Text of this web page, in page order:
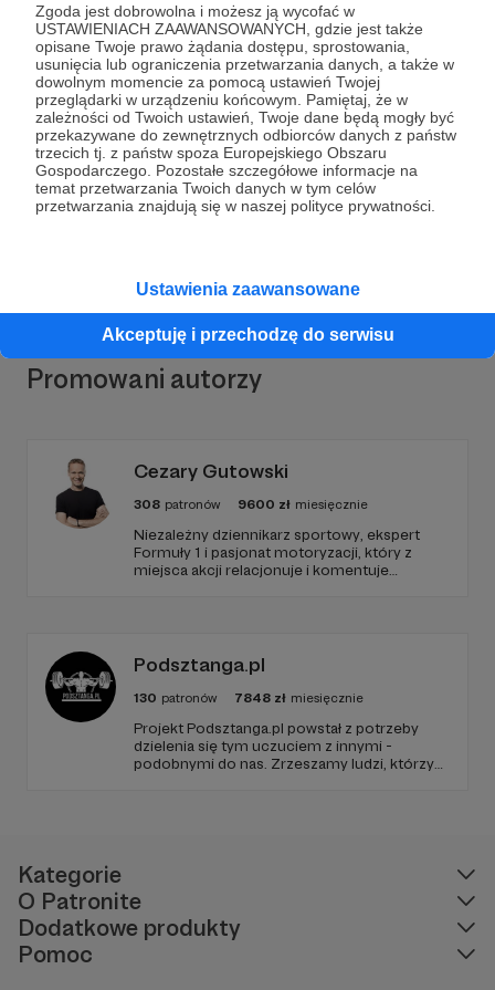
Zgoda jest dobrowolna i możesz ją wycofać w
USTAWIENIACH ZAAWANSOWANYCH, gdzie jest także
opisane Twoje prawo żądania dostępu, sprostowania,
usunięcia lub ograniczenia przetwarzania danych, a także w
dowolnym momencie za pomocą ustawień Twojej
przeglądarki w urządzeniu końcowym. Pamiętaj, że w
zależności od Twoich ustawień, Twoje dane będą mogły być
przekazywane do zewnętrznych odbiorców danych z państw
trzecich tj. z państw spoza Europejskiego Obszaru
Gospodarczego. Pozostałe szczegółowe informacje na
temat przetwarzania Twoich danych w tym celów
przetwarzania znajdują się w naszej polityce prywatności.
Ustawienia zaawansowane
Akceptuję i przechodzę do serwisu
Dołącz do grona Patronów!
Wesprzyj działalność AutoraBaletowa Częstochowa
już teraz!
Promowani autorzy
Cezary Gutowski
308 patronów 9600 zł miesięcznie
Niezależny dziennikarz sportowy, ekspert
Formuły 1 i pasjonat motoryzacji, który z
miejsca akcji relacjonuje i komentuje
najwyższym poziomie.
Podsztanga.pl
130 patronów 7848 zł miesięcznie
Projekt Podsztanga.pl powstał z potrzeby
dzielenia się tym uczuciem z innymi -
podobnymi do nas. Zrzeszamy ludzi, którzy
Kategorie
O Patronite
Dodatkowe produkty
Pomoc